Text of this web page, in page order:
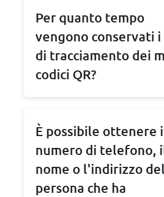
Per quanto tempo
vengono conservati
di tracciamento dei
codici QR?
È possibile ottenere
numero di telefono,
nome o l'indirizzo
persona che ha